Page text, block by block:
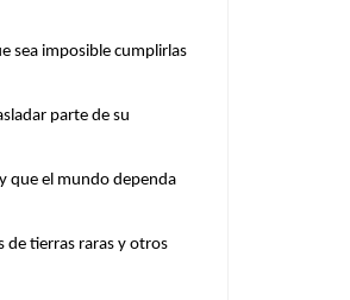
sea imposible cumplirlas
parte de su
que el mundo dependa
de tierras raras y otros